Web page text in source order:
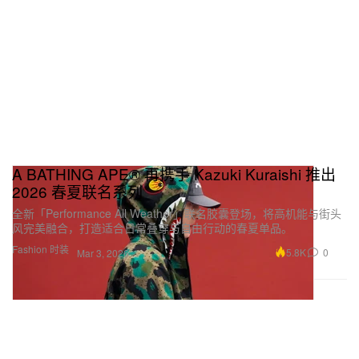
Fashion 时装
A BATHING APE® 再携手 Kazuki Kuraishi 推出
2026 春夏联名系列
全新「Performance All Weather」联名胶囊登场，将高机能与街头
风完美融合，打造适合日常叠穿与自由行动的春夏单品。
Mar 3, 2026 5.8K 0